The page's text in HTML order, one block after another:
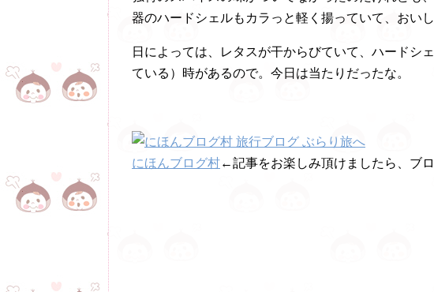
器のハードシェルもカラっと軽く揚っていて、おい
日によっては、レタスが干からびていて、ハードシ
ている）時があるので。今日は当たりだったな。
にほんブログ村←記事をお楽しみ頂けましたら、ブ